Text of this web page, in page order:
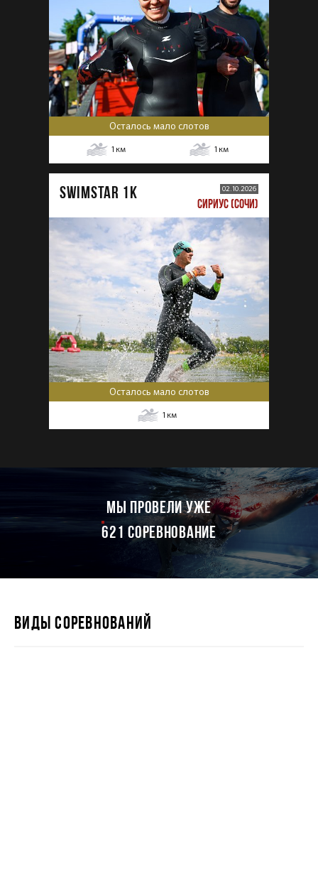
Осталось мало слотов
1 км 1 км
SWIMSTAR 1K 02.10.2026
СИРИУС (СОЧИ)
Осталось мало слотов
1 км
мы провели уже
621 соревнование
ВИДЫ СОРЕВНОВАНИЙ